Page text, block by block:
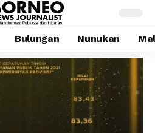
Bulungan Nunukan